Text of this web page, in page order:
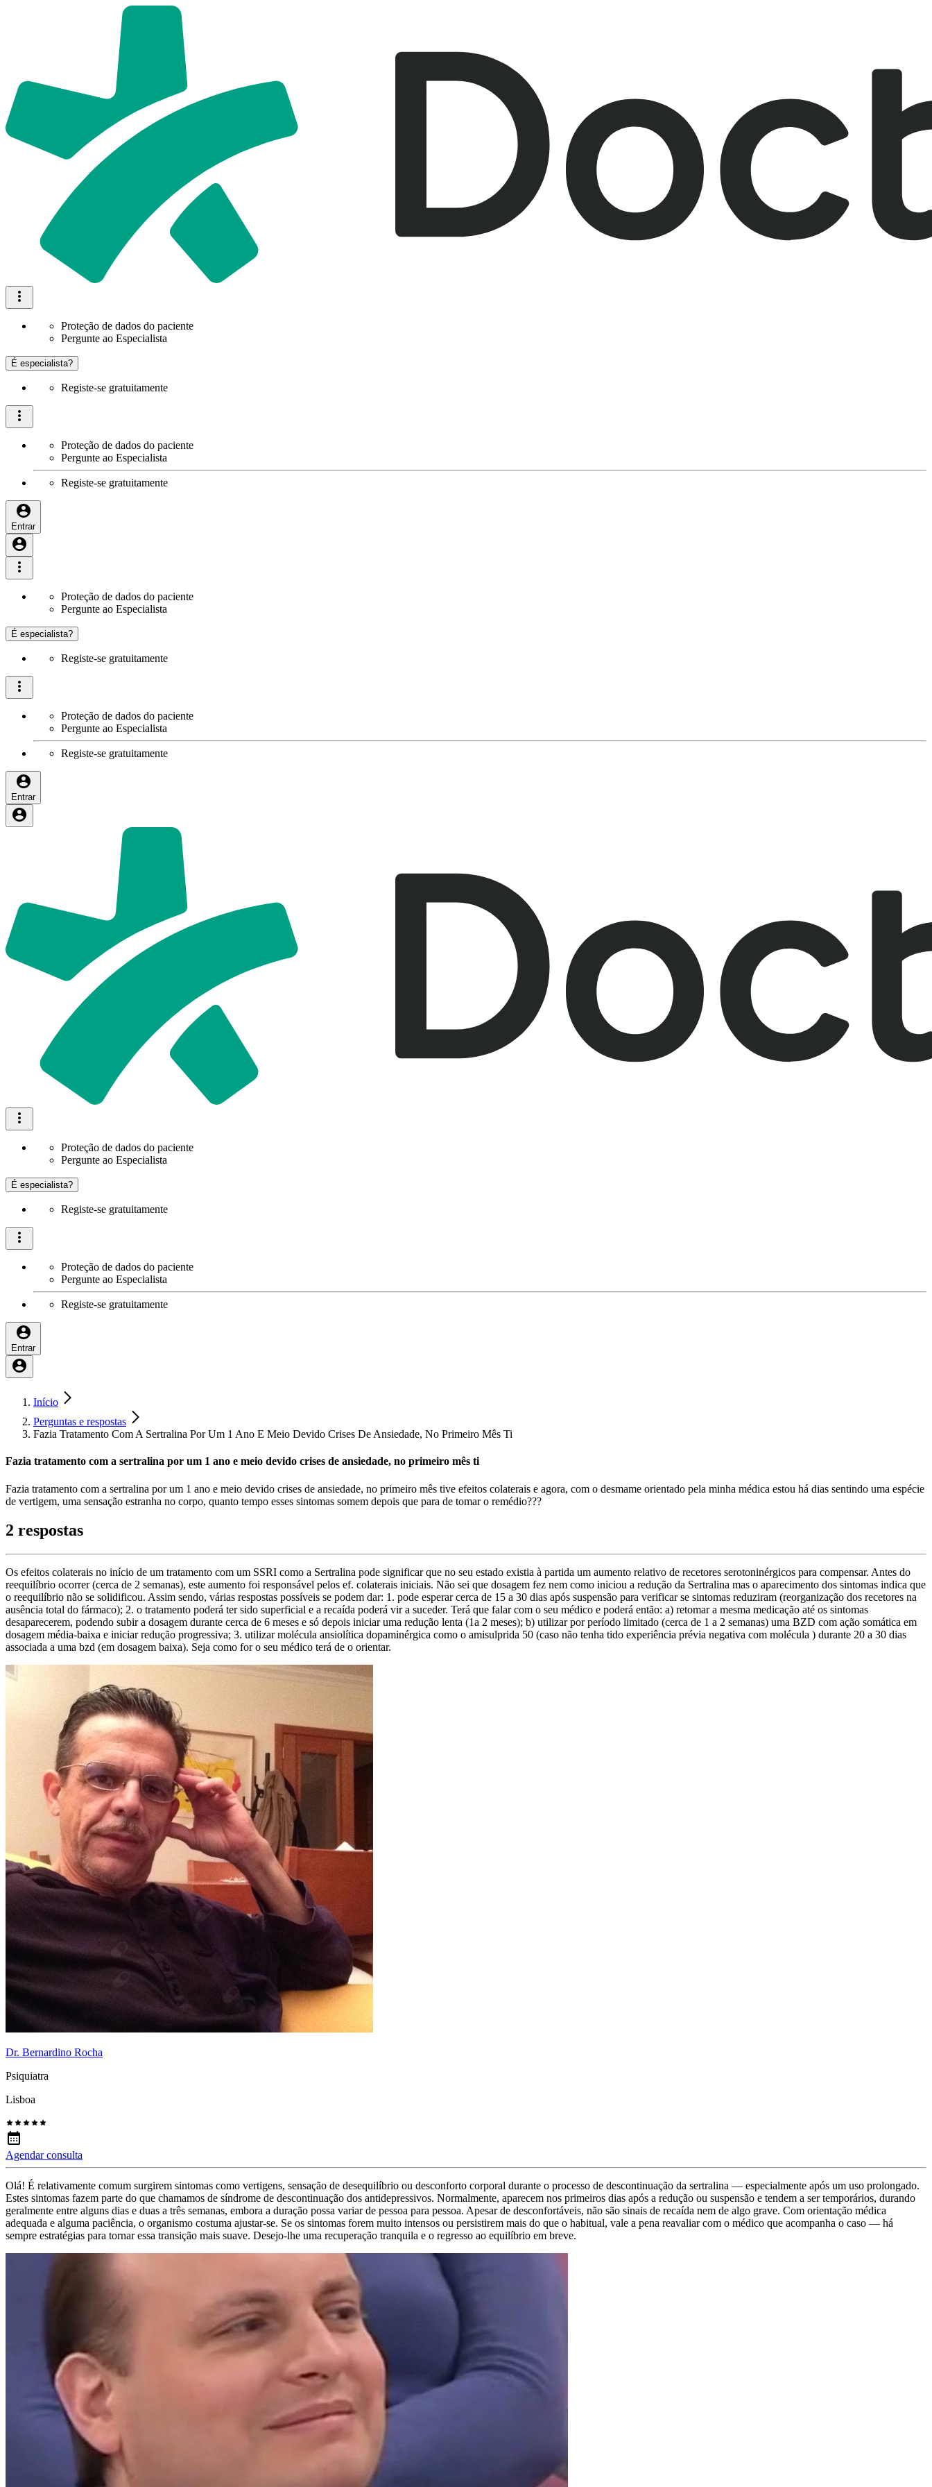
Proteção de dados do paciente
Pergunte ao Especialista
É especialista?
Registe-se gratuitamente
Proteção de dados do paciente
Pergunte ao Especialista
Registe-se gratuitamente
Entrar
Proteção de dados do paciente
Pergunte ao Especialista
É especialista?
Registe-se gratuitamente
Proteção de dados do paciente
Pergunte ao Especialista
Registe-se gratuitamente
Entrar
Proteção de dados do paciente
Pergunte ao Especialista
É especialista?
Registe-se gratuitamente
Proteção de dados do paciente
Pergunte ao Especialista
Registe-se gratuitamente
Entrar
Início
Perguntas e respostas
Fazia Tratamento Com A Sertralina Por Um 1 Ano E Meio Devido Crises De Ansiedade, No Primeiro Mês Ti
Fazia tratamento com a sertralina por um 1 ano e meio devido crises de ansiedade, no primeiro mês ti
Fazia tratamento com a sertralina por um 1 ano e meio devido crises de ansiedade, no primeiro mês tive efeitos colaterais e agora, com o desmame orientado pela minha médica estou há dias sentindo uma espécie
de vertigem, uma sensação estranha no corpo, quanto tempo esses sintomas somem depois que para de tomar o remédio???
2 respostas
Os efeitos colaterais no início de um tratamento com um SSRI como a Sertralina pode significar que no seu estado existia à partida um aumento relativo de recetores serotoninérgicos para compensar. Antes do
reequilíbrio ocorrer (cerca de 2 semanas), este aumento foi responsável pelos ef. colaterais iniciais. Não sei que dosagem fez nem como iniciou a redução da Sertralina mas o aparecimento dos sintomas indica que
o reequilíbrio não se solidificou. Assim sendo, várias respostas possíveis se podem dar: 1. pode esperar cerca de 15 a 30 dias após suspensão para verificar se sintomas reduziram (reorganização dos recetores na
ausência total do fármaco); 2. o tratamento poderá ter sido superficial e a recaída poderá vir a suceder. Terá que falar com o seu médico e poderá então: a) retomar a mesma medicação até os sintomas
desaparecerem, podendo subir a dosagem durante cerca de 6 meses e só depois iniciar uma redução lenta (1a 2 meses); b) utilizar por período limitado (cerca de 1 a 2 semanas) uma BZD com ação somática em
dosagem média-baixa e iniciar redução progressiva; 3. utilizar molécula ansiolítica dopaminérgica como o amisulprida 50 (caso não tenha tido experiência prévia negativa com molécula ) durante 20 a 30 dias
associada a uma bzd (em dosagem baixa). Seja como for o seu médico terá de o orientar.
Dr. Bernardino Rocha
Psiquiatra
Lisboa
Agendar consulta
Olá! É relativamente comum surgirem sintomas como vertigens, sensação de desequilíbrio ou desconforto corporal durante o processo de descontinuação da sertralina — especialmente após um uso prolongado.
Estes sintomas fazem parte do que chamamos de síndrome de descontinuação dos antidepressivos. Normalmente, aparecem nos primeiros dias após a redução ou suspensão e tendem a ser temporários, durando
geralmente entre alguns dias e duas a três semanas, embora a duração possa variar de pessoa para pessoa. Apesar de desconfortáveis, não são sinais de recaída nem de algo grave. Com orientação médica
adequada e alguma paciência, o organismo costuma ajustar-se. Se os sintomas forem muito intensos ou persistirem mais do que o habitual, vale a pena reavaliar com o médico que acompanha o caso — há
sempre estratégias para tornar essa transição mais suave. Desejo-lhe uma recuperação tranquila e o regresso ao equilíbrio em breve.